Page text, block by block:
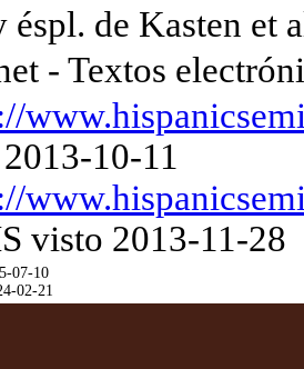
éspl. de Kasten et
- Textos
10-11
visto 2013-11-28
07-10
02-21